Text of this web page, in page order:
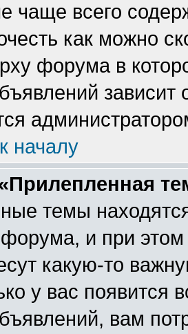
чаще всего
как можно
форума в
зависит
началу
темы
и при
какую-то
у вас появится
вам